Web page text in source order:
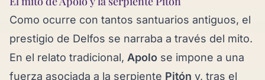
Como ocurre con tantos santuarios antiguos, el
prestigio de Delfos se narraba a través del mito.
En el relato tradicional, Apolo se impone a una
fuerza asociada a la serpiente Pitón y, tras el